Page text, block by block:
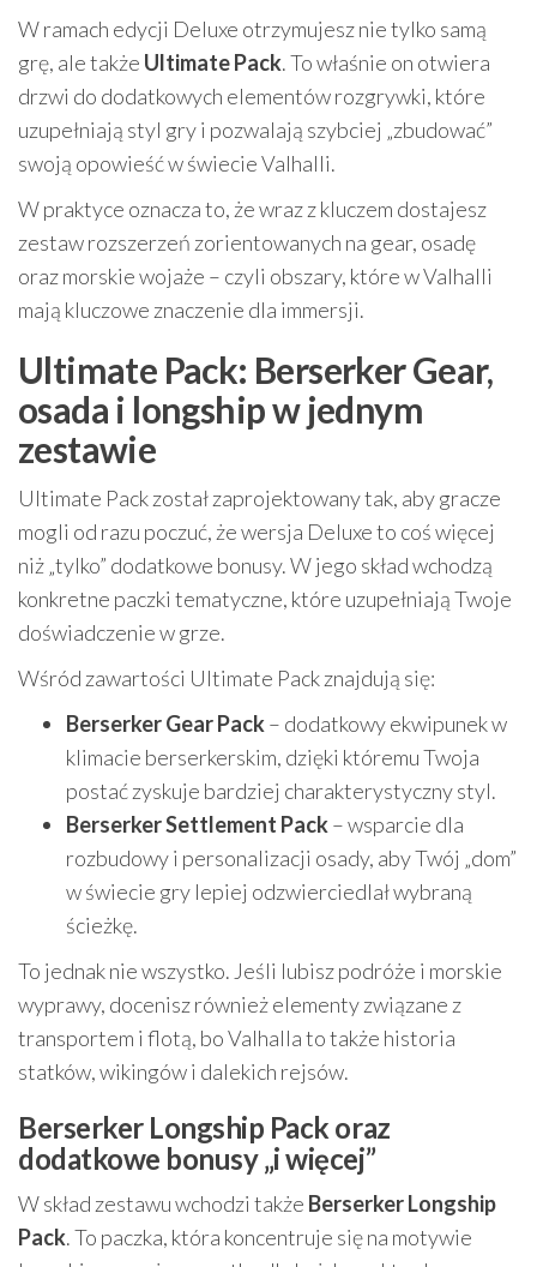
W ramach edycji Deluxe otrzymujesz nie tylko samą
grę, ale także Ultimate Pack. To właśnie on otwiera
drzwi do dodatkowych elementów rozgrywki, które
uzupełniają styl gry i pozwalają szybciej „zbudować”
swoją opowieść w świecie Valhalli.
W praktyce oznacza to, że wraz z kluczem dostajesz
zestaw rozszerzeń zorientowanych na gear, osadę
oraz morskie wojaże – czyli obszary, które w Valhalli
mają kluczowe znaczenie dla immersji.
Ultimate Pack: Berserker Gear,
osada i longship w jednym
zestawie
Ultimate Pack został zaprojektowany tak, aby gracze
mogli od razu poczuć, że wersja Deluxe to coś więcej
niż „tylko” dodatkowe bonusy. W jego skład wchodzą
konkretne paczki tematyczne, które uzupełniają Twoje
doświadczenie w grze.
Wśród zawartości Ultimate Pack znajdują się:
Berserker Gear Pack– dodatkowy ekwipunek w
klimacie berserkerskim, dzięki któremu Twoja
postać zyskuje bardziej charakterystyczny styl.
Berserker Settlement Pack– wsparcie dla
rozbudowy i personalizacji osady, aby Twój „dom”
w świecie gry lepiej odzwierciedlał wybraną
ścieżkę.
To jednak nie wszystko. Jeśli lubisz podróże i morskie
wyprawy, docenisz również elementy związane z
transportem i flotą, bo Valhalla to także historia
statków, wikingów i dalekich rejsów.
Berserker Longship Pack oraz
dodatkowe bonusy „i więcej”
W skład zestawu wchodzi także Berserker Longship
Pack. To paczka, która koncentruje się na motywie